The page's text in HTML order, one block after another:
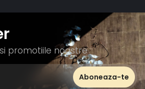
promotiile noastre